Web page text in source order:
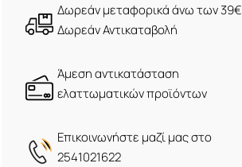
Δωρεάν μεταφορικά άνω των 39€
Δωρεάν Αντικαταβολή
Άμεση αντικατάσταση
ελαττωματικών προϊόντων
Eπικοινωνήστε μαζί μας στο
2541021622